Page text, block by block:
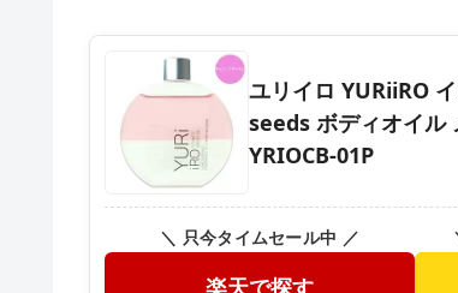
ユリイロ YURiiRO
seeds ボディオイル
YRIOCB-01P
＼ 只今タイムセール中 ／